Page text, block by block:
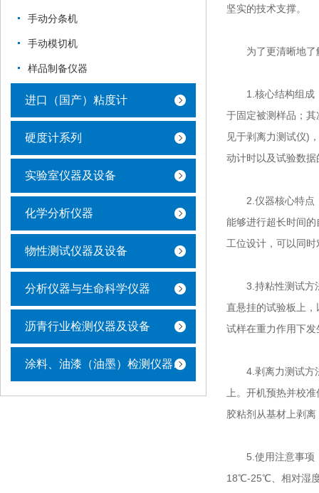
手动分条机
手动模切机
样品制备仪器
进口（国产）粘度计
硬度计系列
实验室仪器及设备
化学分析仪器
物性测试仪器及设备
分析仪器与生命科学仪器
沥青行业检测仪器及设备
涂料、油漆（油墨）检测仪器及设备
坚实的技术支撑。
为了更清晰地了解
1.核心结构组成：
于固定被测样品；
见于剥离力测试仪)
动计时以及试验数
2.仪器核心特点：
能够进行超长时间
工位设计，可以同
3.持粘性测试方法
直悬挂的试验板上
试样在重力作用下
4.剥离力测试方法
上。开机预热并校
胶粘剂从基材上剥
5.使用注意事项：
18℃-25℃、相对湿度